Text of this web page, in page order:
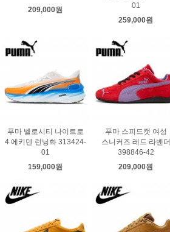
209,000원
01
259,000원
푸마 벨로시티 나이트로
4 에키덴 런닝화 313424-
01
159,000원
푸마 스피드캣 여성
스니커즈 레드 라벤더
398846-42
209,000원